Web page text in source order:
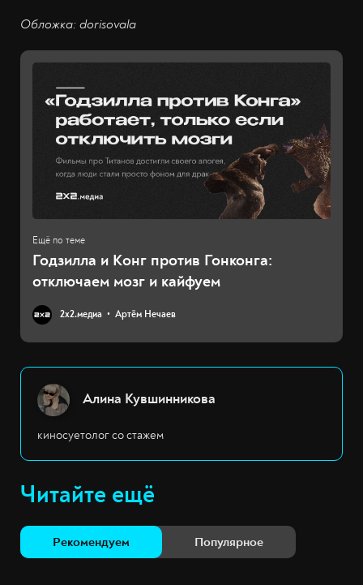
Обложка: dorisovala
Годзилла и Конг против Гонконга:
отключаем мозг и кайфуем
2х2.медиа Артём Нечаев
Алина Кувшинникова
киносуетолог со стажем
Читайте ещё
Рекомендуем Популярное